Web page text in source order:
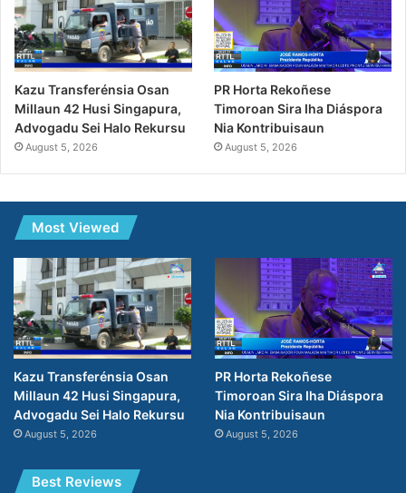
Kazu Transferénsia Osan
Millaun 42 Husi Singapura,
Advogadu Sei Halo Rekursu
August 5, 2026
PR Horta Rekoñese
Timoroan Sira Iha Diáspora
Nia Kontribuisaun
August 5, 2026
Most Viewed
Kazu Transferénsia Osan
Millaun 42 Husi Singapura,
Advogadu Sei Halo Rekursu
August 5, 2026
PR Horta Rekoñese
Timoroan Sira Iha Diáspora
Nia Kontribuisaun
August 5, 2026
Best Reviews